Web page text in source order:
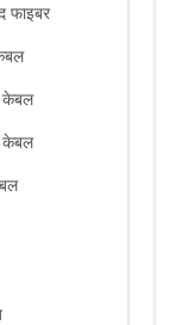
फाइबर
केबल
केबल